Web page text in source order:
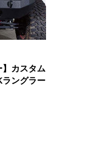
】カスタム
ングラー